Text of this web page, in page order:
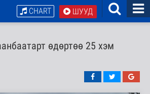
ШУУД
CHART
өдөртөө 25 хэм